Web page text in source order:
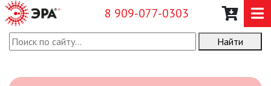
8 909-077-0303
О КОМПАНИИНайти